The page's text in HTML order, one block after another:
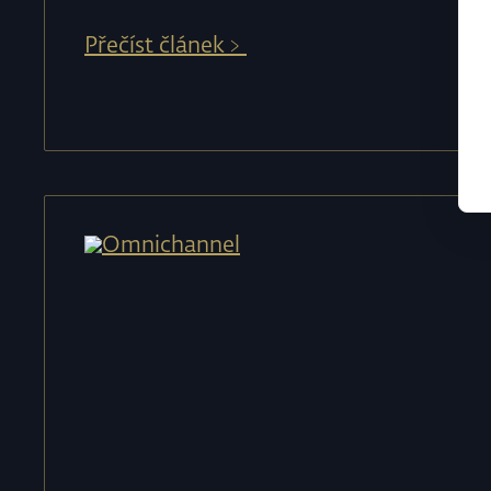
Přečíst článek﹥